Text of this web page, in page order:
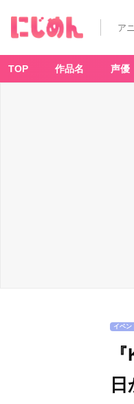
ア
TOP 作品名 声優
イベン